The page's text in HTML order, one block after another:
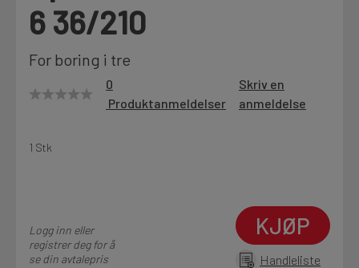
Motek
Kontakt
Fra rådgivning til sporing av ordre
6 36/210
For boring i tre
0
Produktanmeldelser
Skriv en
anmeldelse
1 Stk
Logg inn eller
registrer deg for å
se din avtalepris
KJØP
Handleliste